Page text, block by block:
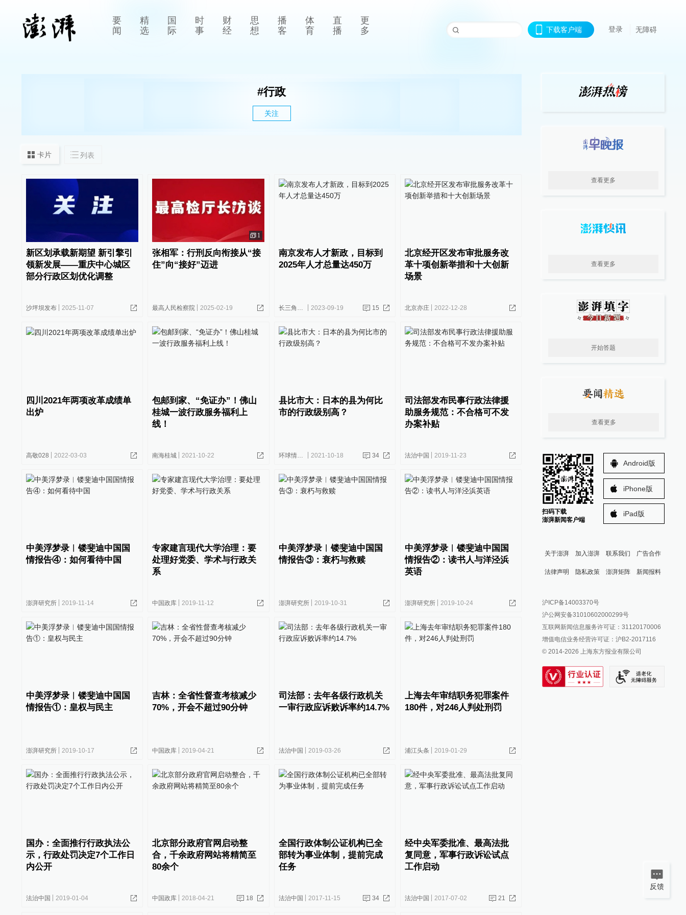
要
闻
精
选
国
际
时
事
财
经
思
想
播
客
体
育
直
播
更
多
下载客户端 登录 无障碍
#行政
关注
卡片 列表
新区划承载新期望 新引擎引
领新发展——重庆中心城区
部分行政区划优化调整
沙坪坝发布 2025-11-07
1
张相军：行刑反向衔接从“接
住”向“接好”迈进
最高人民检察院 2025-02-19
南京发布人才新政，目标到
2025年人才总量达450万
长三角政商 2023-09-19 15
北京经开区发布审批服务改
革十项创新举措和十大创新
场景
北京亦庄 2022-12-28
四川2021年两项改革成绩单
出炉
高敬028 2022-03-03
包邮到家、“免证办”！佛山
桂城一波行政服务福利上
线！
南海桂城 2021-10-22
县比市大：日本的县为何比
市的行政级别高？
环球情报员 2021-10-18 34
司法部发布民事行政法律援
助服务规范：不合格可不发
办案补贴
法治中国 2019-11-23
中美浮梦录︱镂斐迪中国国
情报告④：如何看待中国
澎湃研究所 2019-11-14
专家建言现代大学治理：要
处理好党委、学术与行政关
系
中国政库 2019-11-12
中美浮梦录︱镂斐迪中国国
情报告③：衰朽与救赎
澎湃研究所 2019-10-31
中美浮梦录︱镂斐迪中国国
情报告②：读书人与洋泾浜
英语
澎湃研究所 2019-10-24
中美浮梦录︱镂斐迪中国国
情报告①：皇权与民主
澎湃研究所 2019-10-17
吉林：全省性督查考核减少
70%，开会不超过90分钟
中国政库 2019-04-21
司法部：去年各级行政机关
一审行政应诉败诉率约14.7%
法治中国 2019-03-26
上海去年审结职务犯罪案件
180件，对246人判处刑罚
浦江头条 2019-01-29
国办：全面推行行政执法公
示，行政处罚决定7个工作日
内公开
法治中国 2019-01-04
北京部分政府官网启动整
合，千余政府网站将精简至
80余个
中国政库 2018-04-21 18
全国行政体制公证机构已全
部转为事业体制，提前完成
任务
法治中国 2017-11-15 34
经中央军委批准、最高法批
复同意，军事行政诉讼试点
工作启动
法治中国 2017-07-02 21
查看更多
查看更多
开始答题
查看更多
扫码下载
澎湃新闻客户端
Android版
iPhone版
iPad版
关于澎湃 加入澎湃 联系我们 广告合作
法律声明 隐私政策 澎湃矩阵
澎湃新闻公众号
澎湃新闻抖音号
派生万物开放平台
IP SHANGHAI
SIXTH TONE
新闻报料
报料邮箱: news@thepaper.cn
沪ICP备14003370号
沪公网安备31010602000299号
互联网新闻信息服务许可证：31120170006
增值电信业务经营许可证：沪B2-2017116
© 2014-2026 上海东方报业有限公司
反馈